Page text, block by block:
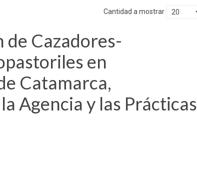
Cantidad a mostrar
Cazadores-
en
Catamarca,
Agencia y las Prácticas